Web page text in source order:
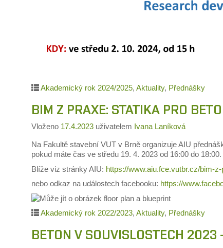
Akademický rok 2024/2025, Aktuality, Přednášky
BIM Z PRAXE: STATIKA PRO
Vloženo 17.4.2023 uživatelem Ivana Laníková
Na Fakultě stavební VUT v Brně organizuje AIU
pokud máte čas ve středu 19. 4. 2023 od 16:00 do 18:00.
Blíže viz stránky AIU: https://www.aiu.fce.vutbr.cz/bim-
nebo odkaz na událostech facebooku: https://
Akademický rok 2022/2023, Aktuality, Přednášky
BETON V SOUVISLOSTECH 2023